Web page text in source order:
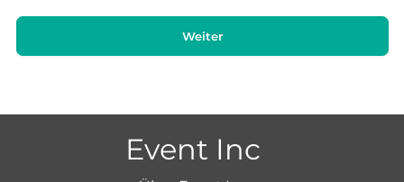
Weiter
Event Inc